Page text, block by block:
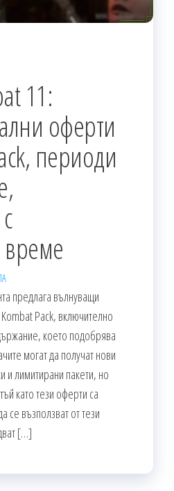
11:
оферти
периоди
предлага вълнуващи
Pack, включително
което подобрява
могат да получат нови
и лимитирани пакети, но
като тези оферти са
се възползват от тези
[…]